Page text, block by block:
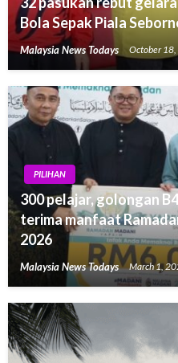
Bola Sepak Piala
Malaysia News Todays October
PILIHAN
300 pelajar, golongan
terima manfaat
2026
Malaysia News Todays March 1,